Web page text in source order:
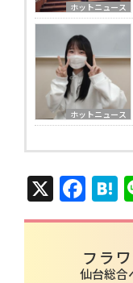
ホットニュース
ホットニュース
X
フラ
仙台総合